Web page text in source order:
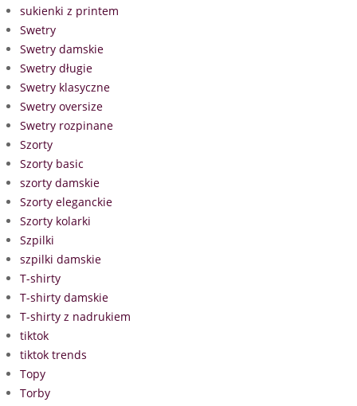
sukienki z printem
Swetry
Swetry damskie
Swetry długie
Swetry klasyczne
Swetry oversize
Swetry rozpinane
Szorty
Szorty basic
szorty damskie
Szorty eleganckie
Szorty kolarki
Szpilki
szpilki damskie
T-shirty
T-shirty damskie
T-shirty z nadrukiem
tiktok
tiktok trends
Topy
Torby